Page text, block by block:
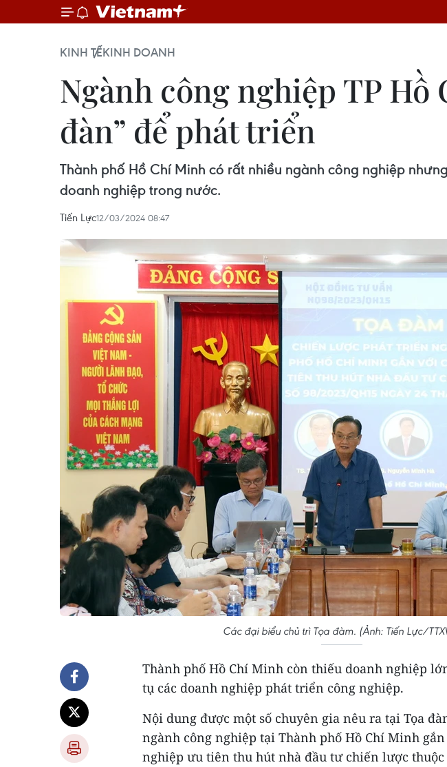
KINH TẾKINH DOANH
Ngành công nghiệp TP
đàn” để phát triển
Thành phố Hồ Chí Minh có rất nhiều ngành công nghiệp
doanh nghiệp trong nước.
Tiến Lực12/03/2024 08:47
Các đại biểu chủ trì Tọa đàm. (Ảnh: Tiến Lực/
Thành phố Hồ Chí Minh còn thiếu doanh nghiệp
tụ các doanh nghiệp phát triển công nghiệp.
Nội dung được một số chuyên gia nêu ra tại Tọa
ngành công nghiệp tại Thành phố Hồ Chí Minh
nghiệp ưu tiên thu hút nhà đầu tư chiến lược thuộc